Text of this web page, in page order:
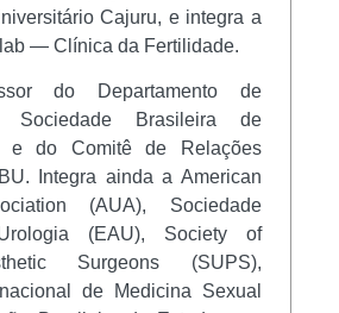
Cajuru, e integra a
— Clínica da Fertilidade.
do Departamento de
Sociedade Brasileira de
e do Comitê de Relações
Integra ainda a American
(AUA), Sociedade
(EAU), Society of
Surgeons (SUPS),
de Medicina Sexual